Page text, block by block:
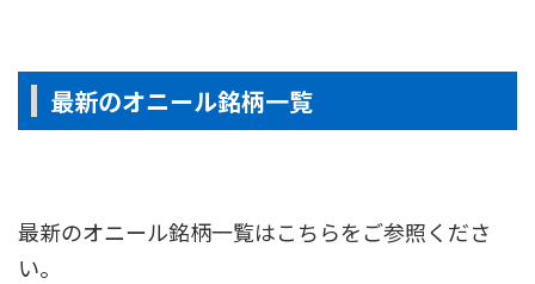
最新のオニール銘柄一覧
最新のオニール銘柄一覧はこちらをご参照くださ
い。